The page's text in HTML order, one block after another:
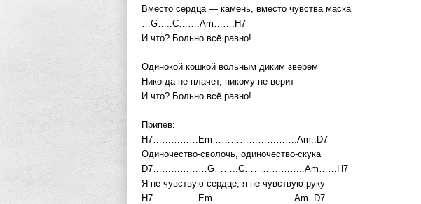
Вместо сердца — камень, вместо чувства маска
…G…..C…….Am…….H7
И что? Больно всё равно!
Одинокой кошкой вольным диким зверем
Никогда не плачет, никому не верит
И что? Больно всё равно!
Припев:
H7……………Em……………………….Am..D7
Одиночество-сволочь, одиночество-скука
D7………………G……..C………………..Am……H7
Я не чувствую сердце, я не чувствую руку
H7……………Em………………………Am..D7